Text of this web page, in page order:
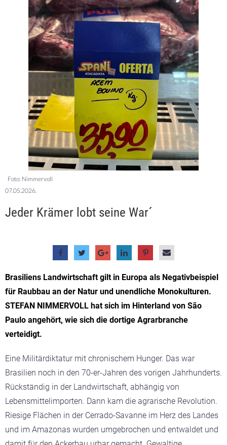
Foto: Nimmervoll
07.05.2026.
Jeder Krämer lobt seine War´
Brasiliens Landwirtschaft gilt in Europa als Negativbeispiel
für Raubbau an der Natur und unendliche Monokulturen.
STEFAN NIMMERVOLL hat sich im Hinterland von São
Paulo angehört, wie sich die dortige Agrarbranche
verteidigt.
Eine Militärdiktatur mit chronischem Hunger. Das war
Brasilien noch in den 70-er-Jahren des vorigen Jahrhunderts.
Rückständig in der Landwirtschaft, abhängig von
Lebensmittelimporten. Dann kam die agrarische Revolution.
Riesige Flächen in der Cerrado-Savanne im Herz des Landes
und im Amazonas wurden umgebrochen und entwaldet und